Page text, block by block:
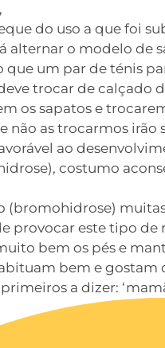
do uso a que foi
alternar o modelo
um par de ténis
trocar de calçado
os sapatos e
não as trocarmos
ao
costumo
provocar este tipo de
bem os pés e
bem e
a dizer: